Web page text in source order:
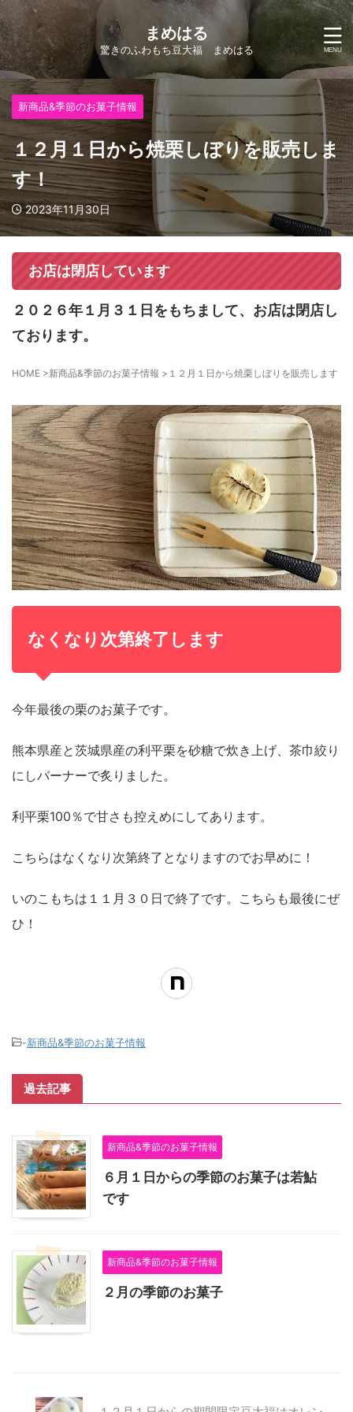
まめはる
驚きのふわもち豆大福 まめはる
新商品&季節のお菓子情報
１２月１日から焼栗しぼりを販売しま
す！
2023年11月30日
お店は閉店しています
２０２６年１月３１日をもちまして、お店は閉店し
ております。
HOME >新商品&季節のお菓子情報 > １２月１日から焼栗しぼりを販売します！
なくなり次第終了します
今年最後の栗のお菓子です。
熊本県産と茨城県産の利平栗を砂糖で炊き上げ、茶巾絞り
にしバーナーで炙りました。
利平栗100％で甘さも控えめにしてあります。
こちらはなくなり次第終了となりますのでお早めに！
いのこもちは１１月３０日で終了です。こちらも最後にぜ
ひ！
-新商品&季節のお菓子情報
過去記事
新商品&季節のお菓子情報
６月１日からの季節のお菓子は若鮎
です
新商品&季節のお菓子情報
２月の季節のお菓子